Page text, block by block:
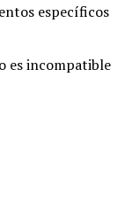
específicos
es incompatible